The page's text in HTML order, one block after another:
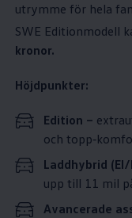
utrymme för hela
SWE Editionmodell
kronor.
Höjdpunkter:
Edition –
och
Laddhybrid
upp till 11 mil
Avancerade